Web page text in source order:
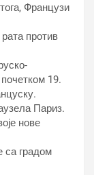
Французи
против
19.
Париз.
нове
са градом